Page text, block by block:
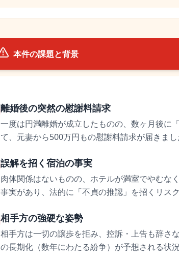
本件の課題と背景
離婚後の突然の慰謝料請求
一度は円満離婚が成立したものの、数ヶ月後に
て、元妻から500万円もの慰謝料請求が届きまし
誤解を招く宿泊の事実
肉体関係はないものの、ホテルが満室でやむな
事実があり、法的に「不貞の推認」を招くリスク
相手方の強硬な姿勢
相手方は一切の譲歩を拒み、控訴・上告も辞さ
の長期化（数年にわたる紛争）が予想される状況